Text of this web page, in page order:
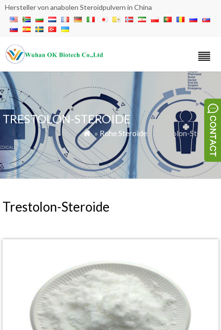
Hersteller von anabolen Steroidpulvern in China
TRESTOLON-STEROIDE
 » Rohe Steroide » Trestolon-Steroide
Trestolon-Steroide